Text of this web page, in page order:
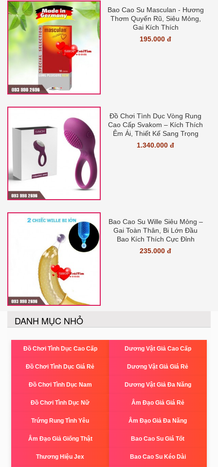
Bao Cao Su Masculan - Hương
Thơm Quyến Rũ, Siêu Mỏng,
Gai Kích Thích
195.000 đ
Đồ Chơi Tình Dục Vòng Rung
Cao Cấp Svakom – Kích Thích
Êm Ái, Thiết Kế Sang Trọng
1.340.000 đ
Bao Cao Su Wille Siêu Mỏng –
Gai Toàn Thân, Bi Lớn Đầu
Bao Kích Thích Cực Đỉnh
235.000 đ
DANH MỤC NHỎ
Đồ Chơi Tình Dục Cao Cấp Dương Vật Giả Cao Cấp
Đồ Chơi Tình Dục Giá Rẻ Dương Vật Giả Giá Rẻ
Đồ Chơi Tình Dục Nam Dương Vật Giả Đa Năng
Đồ Chơi Tình Dục Nữ Âm Đạo Giả Giá Rẻ
Trứng Rung Tình Yêu Âm Đạo Giả Đa Năng
Âm Đạo Giả Giống Thật Bao Cao Su Giá Tốt
Thương Hiệu Jex Bao Cao Su Kéo Dài